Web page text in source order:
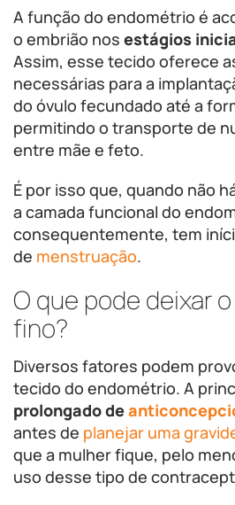
A função do endométrio é
o embrião nos estágios
Assim, esse tecido oferece
necessárias para a
do óvulo fecundado até a
permitindo o transporte de
entre mãe e feto.
É por isso que, quando não
a camada funcional do
consequentemente, tem
de menstruação.
O que pode deixar
fino?
Diversos fatores podem
tecido do endométrio. A
prolongado de
antes de planejar uma
que a mulher fique, pelo
uso desse tipo de